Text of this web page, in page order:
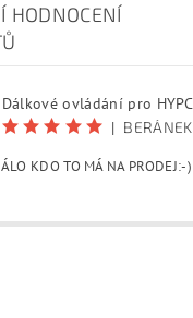
HODNOCENÍ
| BERÁNEK
KDO TO MÁ NA PRODEJ:-)